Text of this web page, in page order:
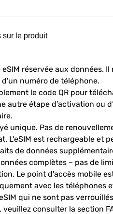
sur le produit
eSIM réservée aux données.
numéro de téléphone.
le code QR pour
autre étape d’activation ou
unique. Pas de
L'eSIM est rechargeable et
de données
complètes – pas de
Le point d'accès mobile
avec les téléphones
qui ne sont pas
veuillez consulter la section